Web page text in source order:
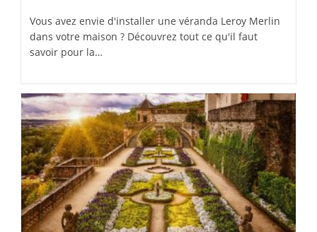
Vous avez envie d'installer une véranda Leroy Merlin
dans votre maison ? Découvrez tout ce qu'il faut
savoir pour la…